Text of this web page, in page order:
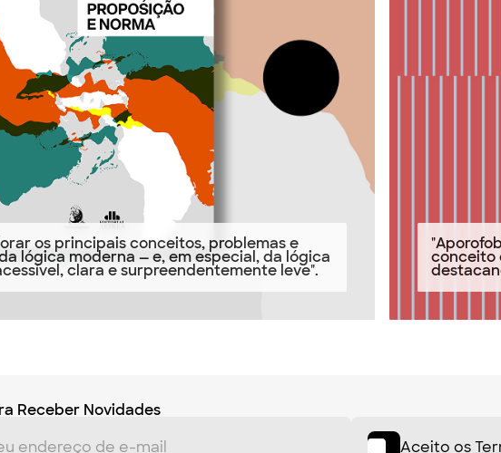
os principais conceitos, problemas e
lógica moderna — e, em especial, da lógica
clara e surpreendentemente leve".
conceito
Receber Novidades
Aceito os